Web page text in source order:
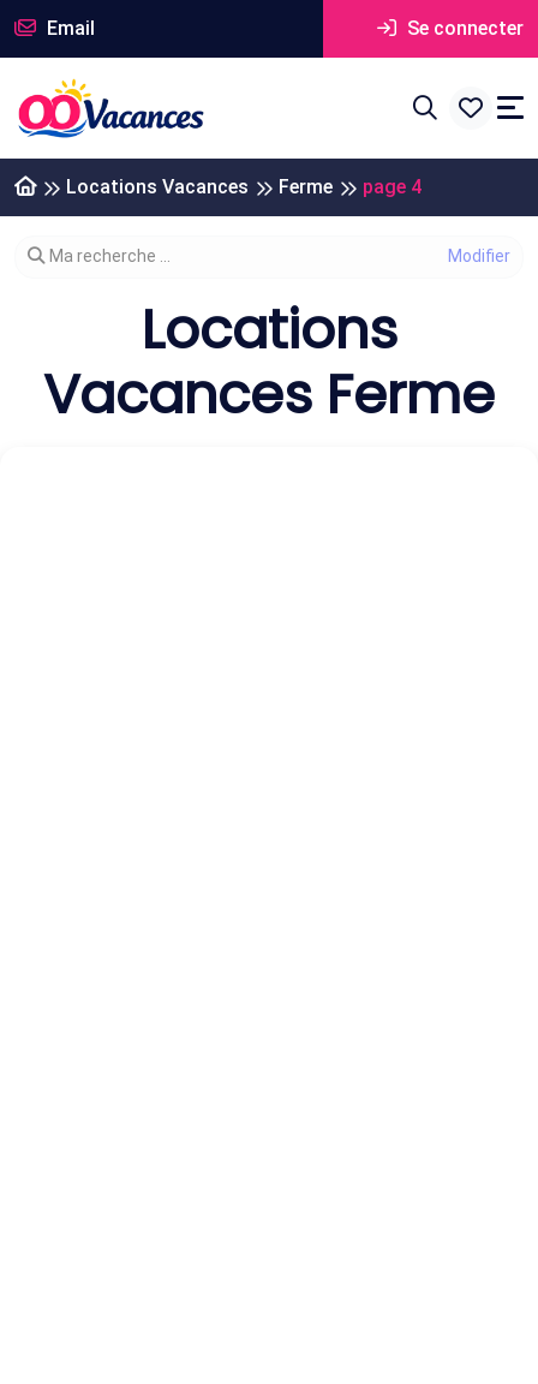
Email Se connecter
Locations Vacances Ferme page 4
Modifier votre recherche
Ma recherche ...
Locations
Vacances Ferme